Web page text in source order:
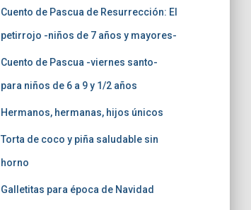
Cuento de Pascua de Resurrección: El
petirrojo -niños de 7 años y mayores-
Cuento de Pascua -viernes santo-
para niños de 6 a 9 y 1/2 años
Hermanos, hermanas, hijos únicos
Torta de coco y piña saludable sin
horno
Galletitas para época de Navidad